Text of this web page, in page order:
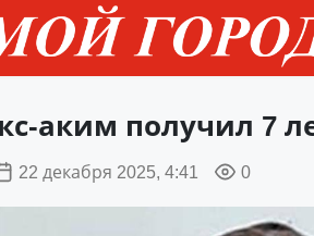
аким получил 7
22 декабря 2025, 4:41 0